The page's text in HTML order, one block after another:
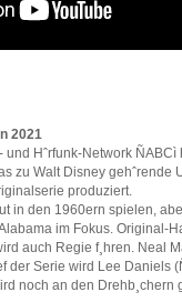
2021
Hˆrfunk-Network ÑABCì
zu Walt Disney gehˆrende
produziert.
in den 1960ern spielen,
im Fokus. Original-
auch Regie f¸hren. Neal
der Serie wird Lee Daniels
noch an den Drehb¸chern